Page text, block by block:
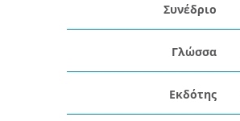
Συνέδριο
Γλώσσα
Εκδότης